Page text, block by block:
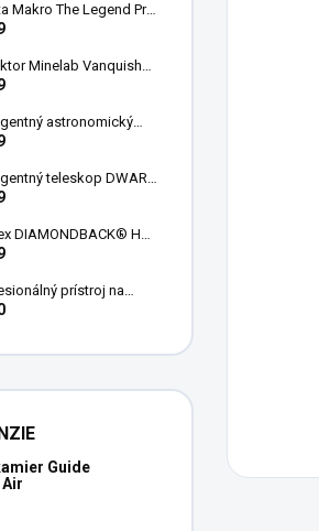
Makro The Legend Pro
model 2024
Minelab Vanquish
astronomický
DwarfLab Dwarf
teleskop DWARF
statív DWARF 3
DIAMONDBACK® HD
prístroj na
vŕtania Laserliner
Guide